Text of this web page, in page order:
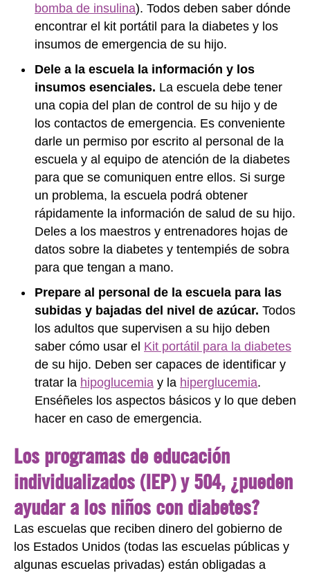
bomba de insulina). Todos deben saber dónde
encontrar el kit portátil para la diabetes y los
insumos de emergencia de su hijo.
Dele a la escuela la información y los
insumos esenciales. La escuela debe tener
una copia del plan de control de su hijo y de
los contactos de emergencia. Es conveniente
darle un permiso por escrito al personal de la
escuela y al equipo de atención de la diabetes
para que se comuniquen entre ellos. Si surge
un problema, la escuela podrá obtener
rápidamente la información de salud de su hijo.
Deles a los maestros y entrenadores hojas de
datos sobre la diabetes y tentempiés de sobra
para que tengan a mano.
Prepare al personal de la escuela para las
subidas y bajadas del nivel de azúcar. Todos
los adultos que supervisen a su hijo deben
saber cómo usar el Kit portátil para la diabetes
de su hijo. Deben ser capaces de identificar y
tratar la hipoglucemia y la hiperglucemia.
Enséñeles los aspectos básicos y lo que deben
hacer en caso de emergencia.
Los programas de educación
individualizados (IEP) y 504, ¿pueden
ayudar a los niños con diabetes?
Las escuelas que reciben dinero del gobierno de
los Estados Unidos (todas las escuelas públicas y
algunas escuelas privadas) están obligadas a